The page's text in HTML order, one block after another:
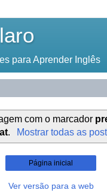
para Aprender Inglês
com o marcador
. Mostrar todas as
Página inicial
Ver versão para a web